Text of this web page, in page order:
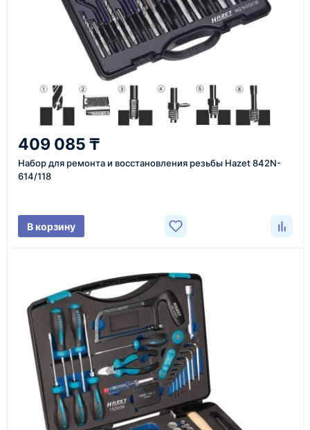
Казахстан и СНГ
доставка оборудования в разные города и
От 7–14 дней
средний срок доставки по большинству поставок
проверка товара перед отправкой клиенту
Документы
счёт, договор, накладные и сопроводительные
материалы
Как оформить заказ
409 085 ₸
Набор для ремонта и восстановления резьбы Hazet 842N-
614/118
В корзину